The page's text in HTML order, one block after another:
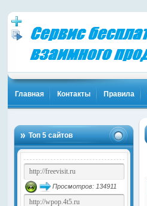
Главная Контакты Правила
Топ 5 сайтов
Просмотров: 134911